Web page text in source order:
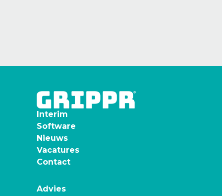
Interim
Software
Nieuws
Vacatures
Contact
Advies